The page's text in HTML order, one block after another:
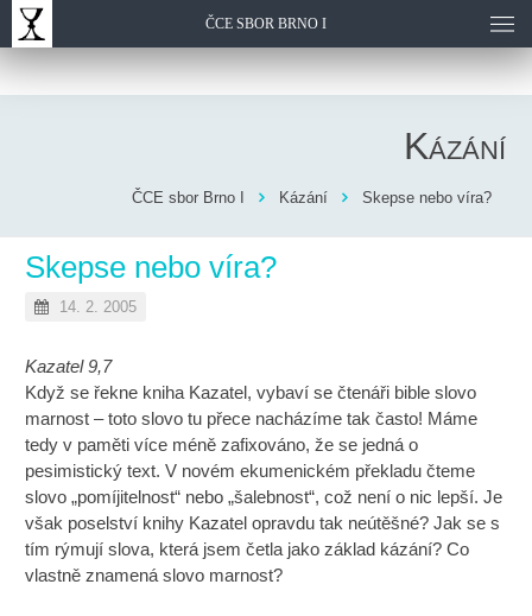
ČCE SBOR BRNO I
Kázání
ČCE sbor Brno I Kázání Skepse nebo víra?
Skepse nebo víra?
14. 2. 2005
Kazatel 9,7
Když se řekne kniha Kazatel, vybaví se čtenáři bible slovo
marnost – toto slovo tu přece nacházíme tak často! Máme
tedy v paměti více méně zafixováno, že se jedná o
pesimistický text. V novém ekumenickém překladu čteme
slovo „pomíjitelnost“ nebo „šalebnost“, což není o nic lepší. Je
však poselství knihy Kazatel opravdu tak neútěšné? Jak se s
tím rýmují slova, která jsem četla jako základ kázání? Co
vlastně znamená slovo marnost?